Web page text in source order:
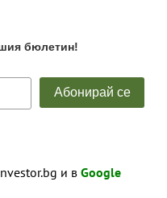
и в Google